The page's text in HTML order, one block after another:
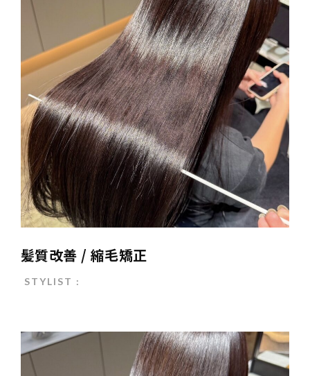
髪質改善 / 縮毛矯正
STYLIST :
TERMINAL bern 06-6136-6633 【火水木日・祝】10:00～19:00
【金土】10:00〜21:00
ご予約はこちら